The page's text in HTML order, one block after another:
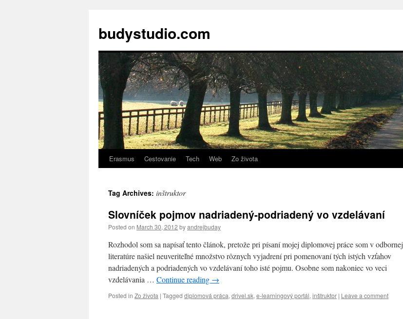
budystudio.com
Skip
content
Erasmus Cestovanie Tech Web Zo života
Tag Archives: inštruktor
Slovníček pojmov nadriadený-podriadený vo vzdelávaní
Posted on March 30, 2012 byandrejbuday
Rozhodol som sa napísať tento článok, pretože pri písaní mojej diplomovej práce som v odbornej
literatúre našiel neuveriteľné množstvo rôznych vyjadrení pri pomenovaní tých istých vzťahov
nadriadených a podriadených vo vzdelávaní toho isté pojmu. Osobne som nakoniec vo veci
vzdelávania … Continue reading →
Posted in Zo života | Tagged diplomová práca, drivel.sk, e-learningový portál, inštruktor | Leave a comment